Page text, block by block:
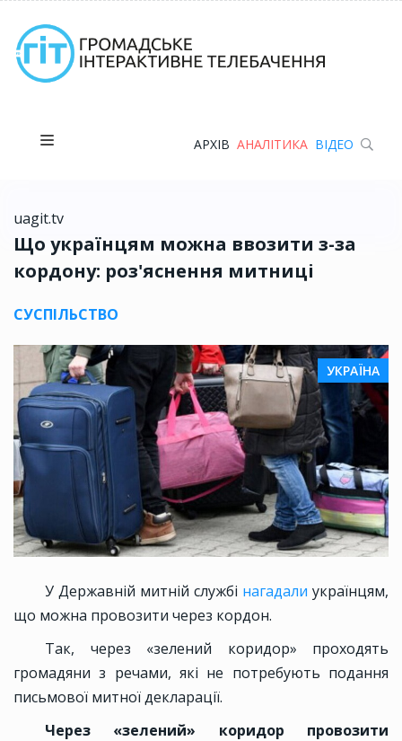
АРХІВ АНАЛІТИКА ВІДЕО
uagit.tv
Що українцям можна ввозити з-за
кордону: роз'яснення митниці
СУСПІЛЬСТВО
УКРАЇНА
У Державній митній службі нагадали українцям,
що можна провозити через кордон.
Так, через «зелений коридор» проходять
громадяни з речами, які не потребують подання
письмової митної декларації.
Через «зелений» коридор провозити